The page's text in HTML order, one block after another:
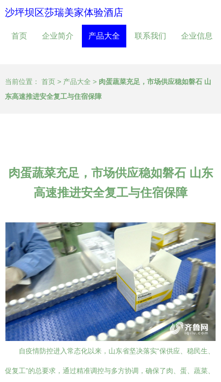
沙坪坝区莎瑞美家体验酒店
首页 企业简介 产品大全 联系我们 企业信息
当前位置： 首页 > 产品大全 > 肉蛋蔬菜充足，市场供应稳如磐石 山
东高速推进安全复工与住宿保障
肉蛋蔬菜充足，市场供应稳如磐石 山东
高速推进安全复工与住宿保障
自疫情防控进入常态化以来，山东省坚决落实“保供应、稳民生、
促复工”的总要求，通过精准调控与多方协调，确保了肉、蛋、蔬菜、